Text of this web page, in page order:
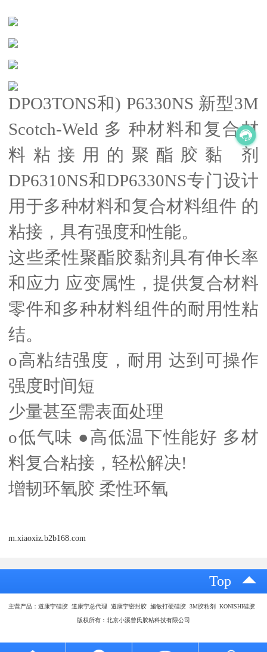
DPO3TONS和) P6330NS 新型3M
Scotch-Weld 多 种材料和复合材
料粘接用的聚酯胶黏 剂
DP6310NS和DP6330NS专门设计
用于多种材料和复合材料组件 的
粘接，具有强度和性能。
这些柔性聚酯胶黏剂具有伸长率
和应力 应变属性，提供复合材料
零件和多种材料组件的耐用性粘
结。
o高粘结强度，耐用 达到可操作
强度时间短
少量甚至需表面处理
o低气味 ●高低温下性能好 多材
料复合粘接，轻松解决!
增韧环氧胶 柔性环氧
m.xiaoxiz.b2b168.com
Top
主营产品：道康宁硅胶 道康宁总代理 道康宁密封胶 施敏打硬硅胶 3M胶粘剂 KONISHI硅胶
版权所有：北京小溪曾氏胶粘科技有限公司